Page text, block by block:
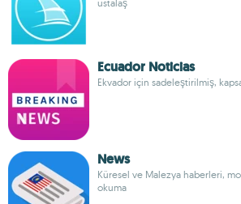
ustalaş
Ecuador Noticias
Ekvador için sadeleştirilmiş,
News
Küresel ve Malezya haberleri,
okuma